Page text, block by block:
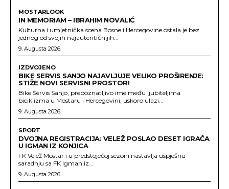
MOSTARLOOK
IN MEMORIAM – IBRAHIM NOVALIĆ
Kulturna i umjetnička scena Bosne i Hercegovine ostala je bez
jednog od svojih najautentičnijih...
9. Augusta 2026.
IZDVOJENO
BIKE SERVIS SANJO NAJAVLJUJE VELIKO PROŠIRENJE:
STIŽE NOVI SERVISNI PROSTOR!
Bike Servis Sanjo, prepoznatljivo ime među ljubiteljima
biciklizma u Mostaru i Hercegovini, uskoro ulazi...
9. Augusta 2026.
SPORT
DVOJNA REGISTRACIJA: VELEŽ POSLAO DESET IGRAČA
U IGMAN IZ KONJICA
FK Velež Mostar i u predstojećoj sezoni nastavlja uspješnu
saradnju sa FK Igman iz...
9. Augusta 2026.